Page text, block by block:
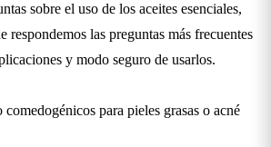
sobre el uso de los aceites esenciales,
respondemos las preguntas más frecuentes
y modo seguro de usarlos.